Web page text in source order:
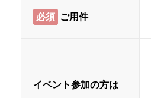
必須 ご用件
イベント参加の方は